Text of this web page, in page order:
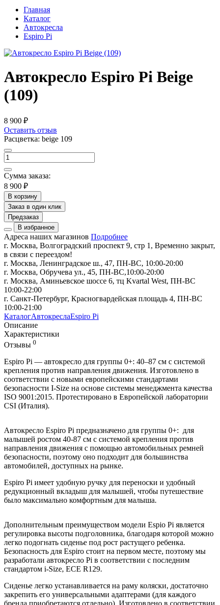
Главная
Каталог
Автокресла
Espiro Pi
Автокресло Espiro Pi Beige
(109)
8 900 ₽
Оставить отзыв
Расцветка: beige 109
Сумма заказа:
8 900 ₽
В корзину
Заказ в один клик
Предзаказ
В избранное
Адреса наших магазинов Подробнее
г. Москва, Волгоградский проспект 9, стр 1, Временно закрыт,
в связи с переездом!
г. Москва, Ленинградское ш., 47, ПН-ВС, 10:00-20:00
г. Москва, Обручева ул., 45, ПН-ВС,10:00-20:00
г. Москва, Аминьевское шоссе 6, тц Kvartal West, ПН-ВС
10:00-22:00
г. Санкт-Петербург, Красногвардейская площадь 4, ПН-ВС
10:00-21:00
КаталогАвтокреслаEspiro Pi
Описание
Характеристики
Отзывы 0
Espiro Pi — автокресло для группы 0+: 40–87 см с системой
крепления против направления движения. Изготовлено в
соответствии с новыми европейскими стандартами
безопасности I-Size на основе системы менеджмента качества
ISO 9001:2015. Протестировано в Европейской лаборатории
CSI (Италия).
Автокресло Espiro Pi предназначено для группы 0+: для
малышей ростом 40-87 см с системой крепления против
направления движения с помощью автомобильных ремней
безопасности, поэтому оно подходит для большинства
автомобилей, доступных на рынке.
Espiro Pi имеет удобную ручку для переноски и удобный
редукционный вкладыш для малышей, чтобы путешествие
было максимально комфортным для малыша.
Дополнительным преимуществом модели Espio Pi является
регулировка высоты подголовника, благодаря которой можно
легко подогнать сиденье под рост растущего ребенка.
Безопасность для Espiro стоит на первом месте, поэтому мы
разработали автокресло Pi в соответствии с последним
стандартом i-Size, ECE R129.
Сиденье легко устанавливается на раму коляски, достаточно
закрепить его универсальными адаптерами (для каждого